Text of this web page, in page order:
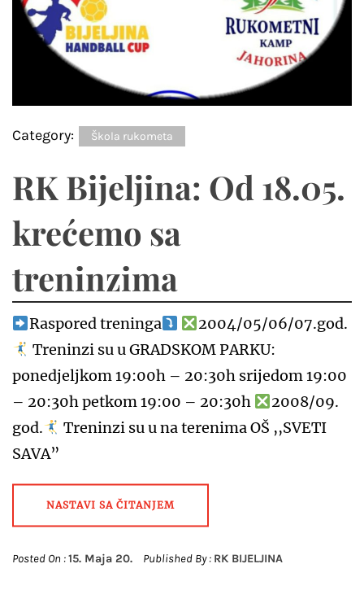
Category: Škola rukometa
RK Bijeljina: Od 18.05.
krećemo sa
treninzima
Raspored treninga
2004/05/06/07.god.
Treninzi su u GRADSKOM PARKU:
ponedjeljkom 19:00h – 20:30h srijedom 19:00
– 20:30h petkom 19:00 – 20:30h
2008/09.
god.
Treninzi su u na terenima OŠ ,,SVETI
SAVA”
NASTAVI SA ČITANJEM
Posted On :15. Maja 20. Published By : RK BIJELJINA